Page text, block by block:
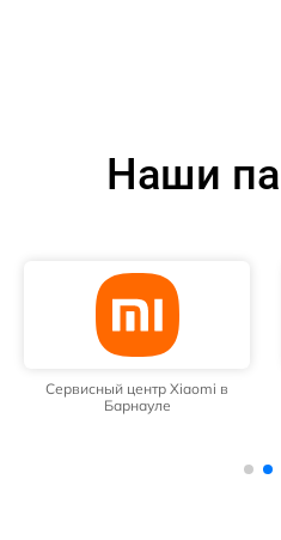
Наши
Сервисный центр Xiaomi в
Барнауле